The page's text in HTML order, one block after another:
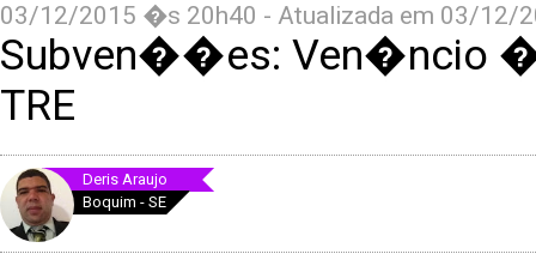
03/12/2015 �s 20h40 - Atualizada em 03/12/
Subven��es: Ven�ncio
TRE
Deris Araujo
Boquim - SE